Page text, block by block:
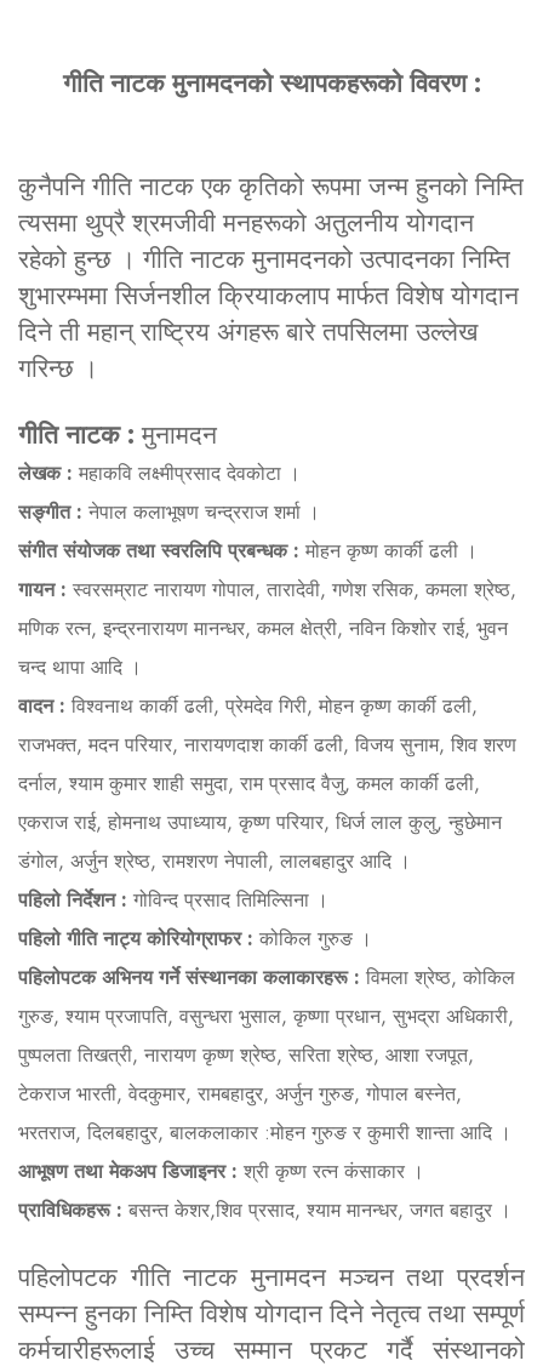
गीति नाटक मुनामदनको स्थापकहरूको विवरण :
कुनैपनि गीति नाटक एक कृतिको रूपमा जन्म हुनको निम्ति
त्यसमा थुप्रै श्रमजीवी मनहरूको अतुलनीय योगदान
रहेको हुन्छ । गीति नाटक मुनामदनको उत्पादनका निम्ति
शुभारम्भमा सिर्जनशील क्रियाकलाप मार्फत विशेष योगदान
दिने ती महान् राष्ट्रिय अंगहरू बारे तपसिलमा उल्लेख
गरिन्छ ।
गीति नाटक : मुनामदन
लेखक : महाकवि लक्ष्मीप्रसाद देवकोटा ।
सङ्गीत : नेपाल कलाभूषण चन्द्रराज शर्मा ।
संगीत संयोजक तथा स्वरलिपि प्रबन्धक : मोहन कृष्ण कार्की ढली ।
गायन : स्वरसम्राट नारायण गोपाल, तारादेवी, गणेश रसिक, कमला श्रेष्ठ,
मणिक रत्न, इन्द्रनारायण मानन्धर, कमल क्षेत्री, नविन किशोर राई, भुवन
चन्द थापा आदि ।
वादन : विश्वनाथ कार्की ढली, प्रेमदेव गिरी, मोहन कृष्ण कार्की ढली,
राजभक्त, मदन परियार, नारायणदाश कार्की ढली, विजय सुनाम, शिव शरण
दर्नाल, श्याम कुमार शाही समुदा, राम प्रसाद वैजु, कमल कार्की ढली,
एकराज राई, होमनाथ उपाध्याय, कृष्ण परियार, धिर्ज लाल कुलु, न्हुछेमान
डंगोल, अर्जुन श्रेष्ठ, रामशरण नेपाली, लालबहादुर आदि ।
पहिलो निर्देशन : गोविन्द प्रसाद तिमिल्सिना ।
पहिलो गीति नाट्य कोरियोग्राफर : कोकिल गुरुङ ।
पहिलोपटक अभिनय गर्ने संस्थानका कलाकारहरू : विमला श्रेष्ठ, कोकिल
गुरुङ, श्याम प्रजापति, वसुन्धरा भुसाल, कृष्णा प्रधान, सुभद्रा अधिकारी,
पुष्पलता तिखत्री, नारायण कृष्ण श्रेष्ठ, सरिता श्रेष्ठ, आशा रजपूत,
टेकराज भारती, वेदकुमार, रामबहादुर, अर्जुन गुरुङ, गोपाल बस्नेत,
भरतराज, दिलबहादुर, बालकलाकार :मोहन गुरुङ र कुमारी शान्ता आदि ।
आभूषण तथा मेकअप डिजाइनर : श्री कृष्ण रत्न कंसाकार ।
प्राविधिकहरू : बसन्त केशर,शिव प्रसाद, श्याम मानन्धर, जगत बहादुर ।
पहिलोपटक गीति नाटक मुनामदन मञ्चन तथा प्रदर्शन
सम्पन्न हुनका निम्ति विशेष योगदान दिने नेतृत्व तथा सम्पूर्ण
कर्मचारीहरूलाई उच्च सम्मान प्रकट गर्दै संस्थानको